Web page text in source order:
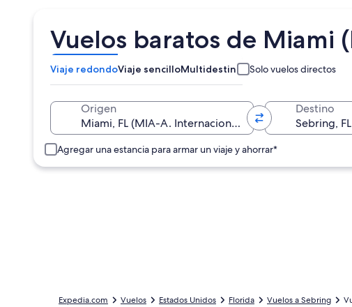
Vuelos baratos de Miami
Viaje redondoViaje sencilloMultidestino Solo vuelos directos
Origen Destino
Agregar una estancia para armar un viaje y ahorrar*
Expedia.com Vuelos Estados Unidos Florida Vuelos a Sebring